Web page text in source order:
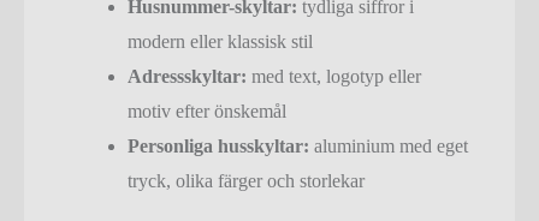
Husnummer-skyltar: tydliga siffror i
modern eller klassisk stil
Adressskyltar: med text, logotyp eller
motiv efter önskemål
Personliga husskyltar: aluminium med eget
tryck, olika färger och storlekar